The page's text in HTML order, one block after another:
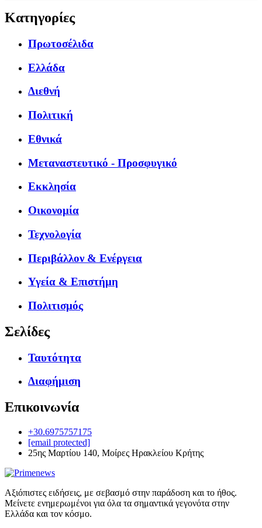
Κατηγορίες
Πρωτοσέλιδα
Ελλάδα
Διεθνή
Πολιτική
Εθνικά
Μεταναστευτικό - Προσφυγικό
Εκκλησία
Οικονομία
Τεχνολογία
Περιβάλλον & Ενέργεια
Υγεία & Επιστήμη
Πολιτισμός
Σελίδες
Ταυτότητα
Διαφήμιση
Επικοινωνία
+30.6975757175
[email protected]
25ης Μαρτίου 140, Μοίρες Ηρακλείου Κρήτης
Αξιόπιστες ειδήσεις, με σεβασμό στην παράδοση και το ήθος.
Μείνετε ενημερωμένοι για όλα τα σημαντικά γεγονότα στην
Ελλάδα και τον κόσμο.